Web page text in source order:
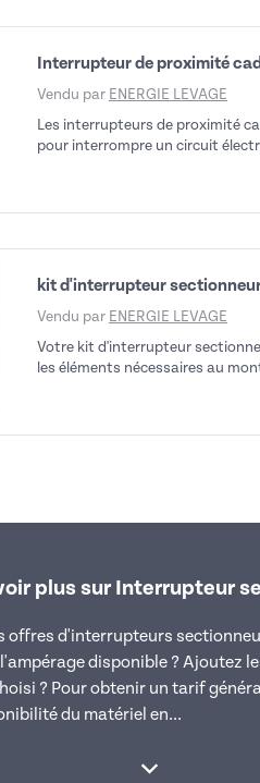
Interrupteur de proximité
Vendu par ENERGIE LEVAGE
Les interrupteurs de proximité
pour interrompre un circuit
kit d'interrupteur
Vendu par ENERGIE LEVAGE
Votre kit d'interrupteur
les éléments nécessaires au
plus sur Interrupteur
d'interrupteurs
disponible ? Ajoutez
? Pour obtenir un tarif
du matériel en...